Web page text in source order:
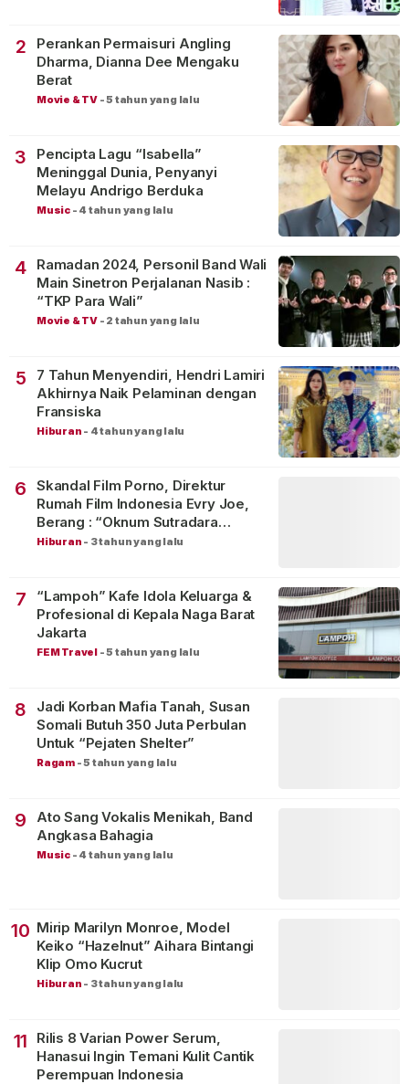
2
Perankan Permaisuri Angling
Dharma, Dianna Dee Mengaku
Berat
Movie & TV -5 tahun yang lalu
3
Pencipta Lagu “Isabella”
Meninggal Dunia, Penyanyi
Melayu Andrigo Berduka
Music - 4 tahun yang lalu
4
Ramadan 2024, Personil Band Wali
Main Sinetron Perjalanan Nasib :
“TKP Para Wali”
Movie & TV - 2 tahun yang lalu
5
7 Tahun Menyendiri, Hendri Lamiri
Akhirnya Naik Pelaminan dengan
Fransiska
Hiburan - 4 tahun yang lalu
6
Skandal Film Porno, Direktur
Rumah Film Indonesia Evry Joe,
Berang : “Oknum Sutradara
Merusak Perfilman Indonesia”!
Hiburan - 3 tahun yang lalu
7
“Lampoh” Kafe Idola Keluarga &
Profesional di Kepala Naga Barat
Jakarta
FEM Travel -5 tahun yang lalu
8
Jadi Korban Mafia Tanah, Susan
Somali Butuh 350 Juta Perbulan
Untuk “Pejaten Shelter”
Ragam -5 tahun yang lalu
9
Ato Sang Vokalis Menikah, Band
Angkasa Bahagia
Music - 4 tahun yang lalu
10 Mirip Marilyn Monroe, Model
Keiko “Hazelnut” Aihara Bintangi
Klip Omo Kucrut
Hiburan - 3 tahun yang lalu
11
Rilis 8 Varian Power Serum,
Hanasui Ingin Temani Kulit Cantik
Perempuan Indonesia